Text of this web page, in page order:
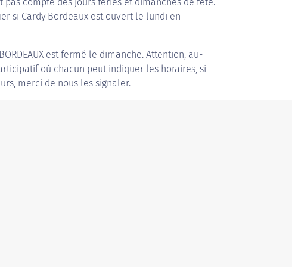
si Cardy Bordeaux est ouvert le lundi en
est fermé le dimanche. Attention, au-
où chacun peut indiquer les horaires, si
merci de nous les signaler.